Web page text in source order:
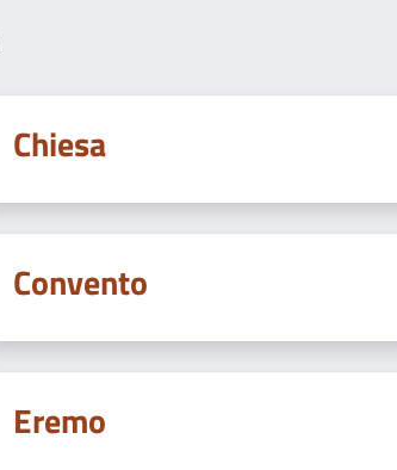
Chiesa
Convento
Eremo